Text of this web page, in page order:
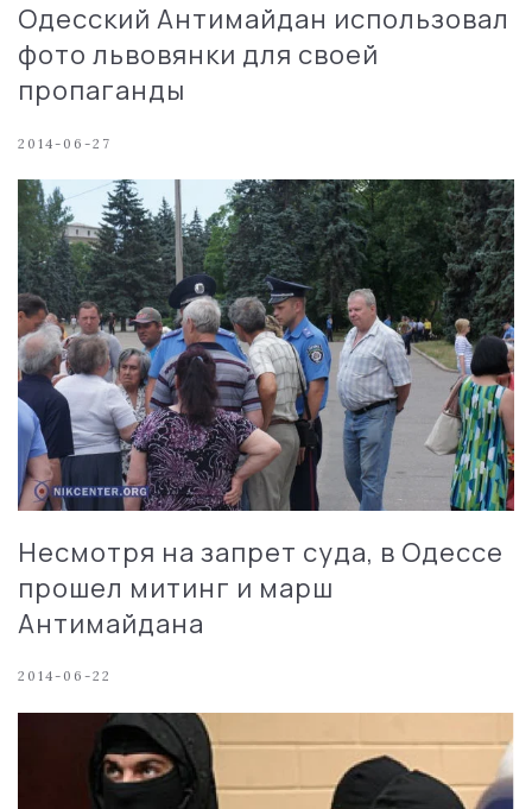
Одесский Антимайдан использовал
фото львовянки для своей
пропаганды
2014-06-27
Неcмотря на запрет суда, в Одессе
прошел митинг и марш
Антимайдана
2014-06-22